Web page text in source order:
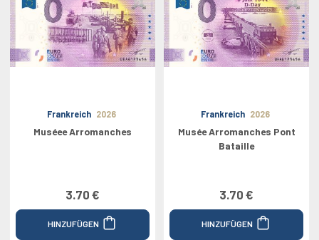
Frankreich 2026
Muséee Arromanches
3.70 €
HINZUFÜGEN
Frankreich 2026
Musée Arromanches Pont
Bataille
3.70 €
HINZUFÜGEN